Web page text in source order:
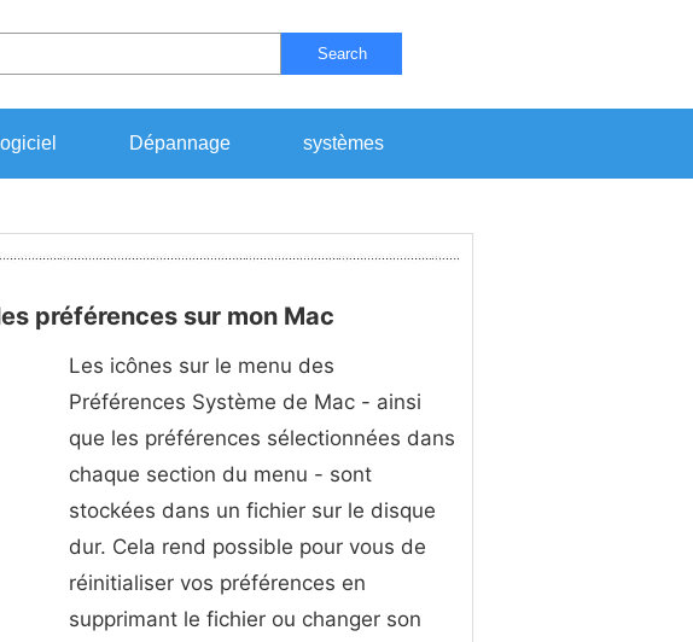
Search
Dépannage systèmes
préférences sur mon Mac
Les icônes sur le menu des
Préférences Système de Mac - ainsi
que les préférences sélectionnées dans
chaque section du menu - sont
stockées dans un fichier sur le disque
dur. Cela rend possible pour vous de
réinitialiser vos préférences en
supprimant le fichier ou changer son